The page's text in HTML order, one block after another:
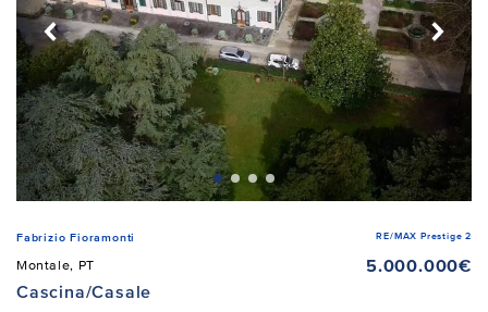
Fabrizio Fioramonti RE/MAX Prestige 2
Montale, PT
5.000.000€
Cascina/Casale